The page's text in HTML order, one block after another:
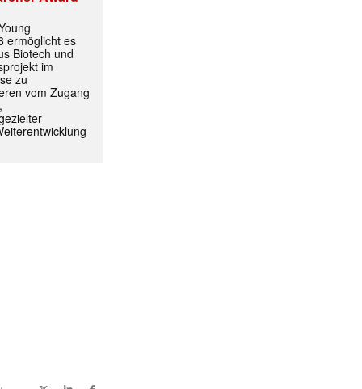
ermöglicht es
Biotech und
im
zu
vom Zugang